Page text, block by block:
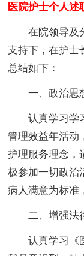
医院护士个人述
在院领导及
支持下，在护士
总结如下：
一、政治思
认真学习学
管理效益年活动
护理服务理念，
极参加一切政治
病人满意为标准
二、增强法
认真学习《